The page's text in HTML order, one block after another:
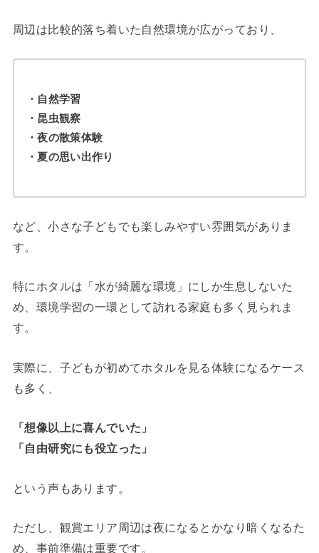
周辺は比較的落ち着いた自然環境が広がっており、
・自然学習
・昆虫観察
・夜の散策体験
・夏の思い出作り
など、小さな子どもでも楽しみやすい雰囲気がありま
す。
特にホタルは「水が綺麗な環境」にしか生息しないた
め、環境学習の一環として訪れる家庭も多く見られま
す。
実際に、子どもが初めてホタルを見る体験になるケース
も多く、
「想像以上に喜んでいた」
「自由研究にも役立った」
という声もあります。
ただし、観賞エリア周辺は夜になるとかなり暗くなるた
め、事前準備は重要です。